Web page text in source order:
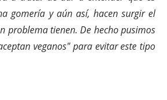
gomería y aún así, hacen surgir el
problema tienen. De hecho pusimos
veganos" para evitar este tipo